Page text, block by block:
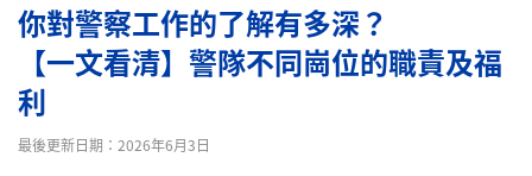
你對警察工作的了解有多深？
【一文看清】警隊不同崗位的職責及福
利
最後更新日期：2026年6月3日